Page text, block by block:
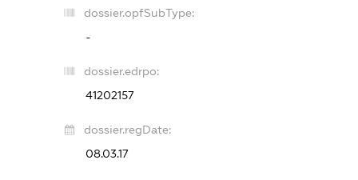
dossier.opfSubType:
-
dossier.edrpo:
41202157
dossier.regDate:
08.03.17